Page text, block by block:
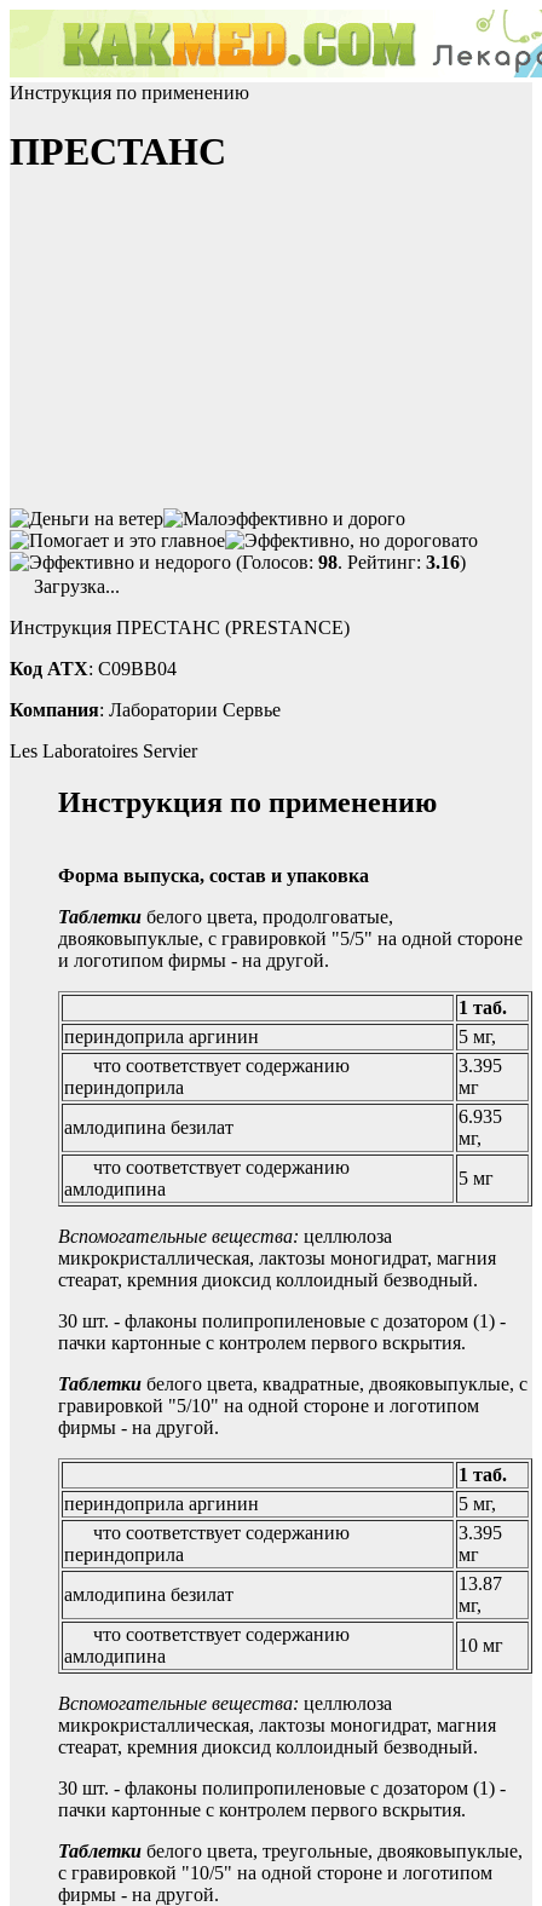
Инструкция по применению
ПРЕСТАНС
(Голосов: 98. Рейтинг: 3.16)
Загрузка...
Инструкция ПРЕСТАНС (PRESTANCE)
Код ATX: C09BB04
Компания: Лаборатории Сервье
Les Laboratoires Servier
Инструкция по применению
Форма выпуска, состав и упаковка
Таблетки белого цвета, продолговатые,
двояковыпуклые, с гравировкой "5/5" на одной стороне
и логотипом фирмы - на другой.
1 таб.
периндоприла аргинин
5 мг,
что соответствует содержанию
периндоприла
3.395
мг
амлодипина безилат
6.935
мг,
что соответствует содержанию
амлодипина
5 мг
Вспомогательные вещества: целлюлоза
микрокристаллическая, лактозы моногидрат, магния
стеарат, кремния диоксид коллоидный безводный.
30 шт. - флаконы полипропиленовые с дозатором (1) -
пачки картонные с контролем первого вскрытия.
Таблетки белого цвета, квадратные, двояковыпуклые, с
гравировкой "5/10" на одной стороне и логотипом
фирмы - на другой.
1 таб.
периндоприла аргинин
5 мг,
что соответствует содержанию
периндоприла
3.395
мг
амлодипина безилат
13.87
мг,
что соответствует содержанию
амлодипина
10 мг
Вспомогательные вещества: целлюлоза
микрокристаллическая, лактозы моногидрат, магния
стеарат, кремния диоксид коллоидный безводный.
30 шт. - флаконы полипропиленовые с дозатором (1) -
пачки картонные с контролем первого вскрытия.
Таблетки белого цвета, треугольные, двояковыпуклые,
с гравировкой "10/5" на одной стороне и логотипом
фирмы - на другой.